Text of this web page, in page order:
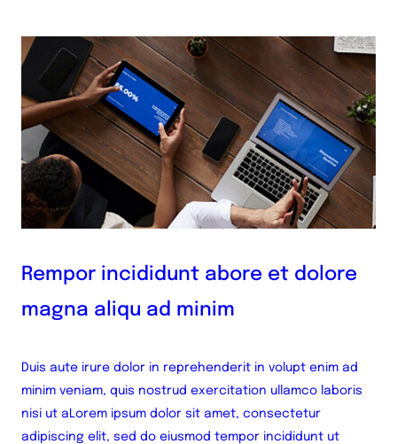
Rempor incididunt abore et dolore
magna aliqu ad minim
Duis aute irure dolor in reprehenderit in volupt enim ad
minim veniam, quis nostrud exercitation ullamco laboris
nisi ut aLorem ipsum dolor sit amet, consectetur
adipiscing elit, sed do eiusmod tempor incididunt ut